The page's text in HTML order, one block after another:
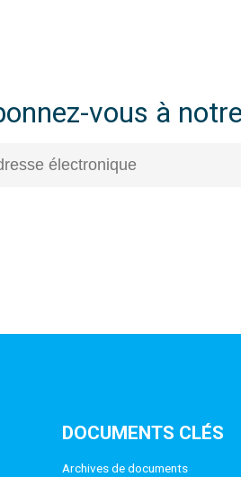
vous à
DOCUMENTS CLÉS
Archives de documents